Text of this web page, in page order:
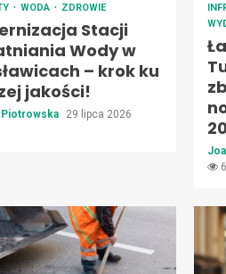
WODA ZDROWIE
Stacji
Wody w
– krok ku
jakości!
Piotrowska
29 lipca 2026